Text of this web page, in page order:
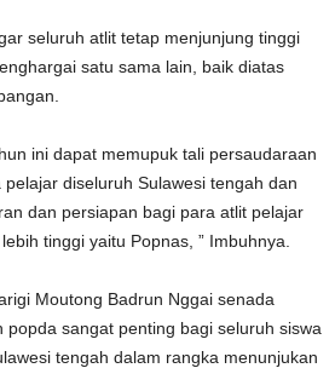
seluruh atlit tetap menjunjung tinggi
satu sama lain, baik diatas
ini dapat memupuk tali persaudaraan
diseluruh Sulawesi tengah dan
dan persiapan bagi para atlit pelajar
tinggi yaitu Popnas, ” Imbuhnya.
Moutong Badrun Nggai senada
popda sangat penting bagi seluruh siswa
tengah dalam rangka menunjukan